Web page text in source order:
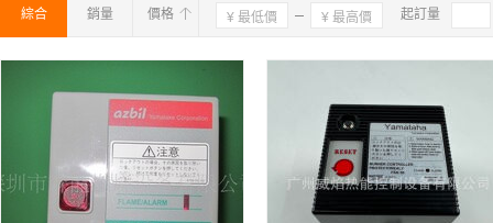
綜合 銷量 價格 確定 起訂量